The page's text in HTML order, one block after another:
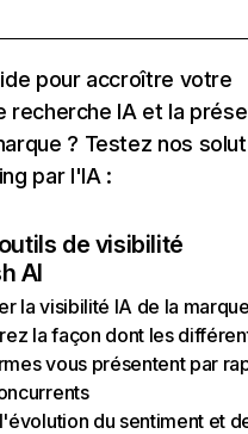
pour accroître votre
recherche IA et la
? Testez nos
par l'IA :
de visibilité
AI
la visibilité IA de la
la façon dont les
vous présentent par
du sentiment et